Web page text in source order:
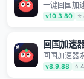
一键回国加
都在用的音
Mac TV
艺、哔哩哔
v10.3.80
回国加速
回国加速器
络，快速开
问题；更能
v8.9.88 ⭐